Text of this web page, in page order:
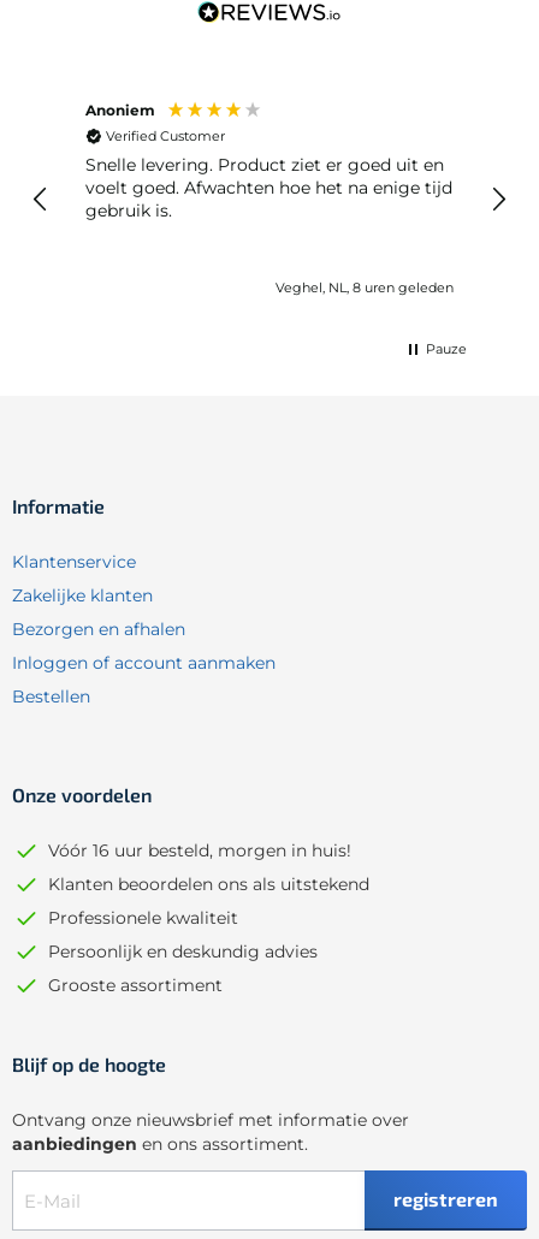
Anoniem
Verified Customer
Snelle levering. Product ziet er goed uit en
voelt goed. Afwachten hoe het na enige tijd
gebruik is.
Veghel, NL, 8 uren geleden
Pauze
Informatie
Klantenservice
Zakelijke klanten
Bezorgen en afhalen
Inloggen of account aanmaken
Bestellen
Onze voordelen
Vóór 16 uur besteld, morgen in huis!
Klanten beoordelen ons als uitstekend
Professionele kwaliteit
Persoonlijk en deskundig advies
Grooste assortiment
Blijf op de hoogte
Ontvang onze nieuwsbrief met informatie over
aanbiedingen en ons assortiment.
registreren